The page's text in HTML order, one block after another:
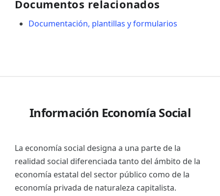
Documentos relacionados
Documentación, plantillas y formularios
Información Economía Social
La economía social designa a una parte de la
realidad social diferenciada tanto del ámbito de la
economía estatal del sector público como de la
economía privada de naturaleza capitalista.